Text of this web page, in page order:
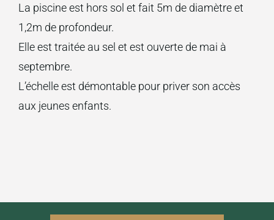
La piscine est hors sol et fait 5m de diamètre et
1,2m de profondeur.
Elle est traitée au sel et est ouverte de mai à
septembre.
L’échelle est démontable pour priver son accès
aux jeunes enfants.